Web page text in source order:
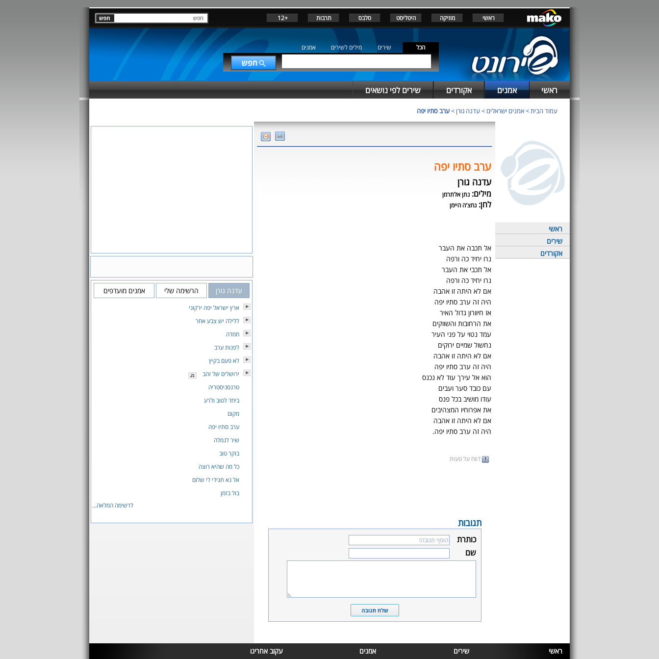
ראשי מוזיקה היטליסט סלבס תרבות +12
הכל שירים מילים לשירים אמנים
ראשי אמנים אקורדים שירים לפי נושאים
עמוד הבית>אמנים ישראלים >עדנה גורן>ערב סתיו יפה
ראשי
שירים
אקורדים
ערב סתיו יפה
עדנה גורן
מילים: נתן אלתרמן
לחן: נחצ'ה היימן
אל תכבה את העבר
נרו יחיד כה ורפה
אל תכבי את העבר
נרו יחיד כה ורפה
אם לא היתה זו אהבה
היה זה ערב סתיו יפה
אז חיוורון גדול האיר
את הרחובות והשווקים
עמד נטוי על פני העיר
נחשול שמיים ירוקים
אם לא היתה זו אהבה
היה זה ערב סתיו יפה
הוא אל עירך עוד לא נכנס
עם כובד סער ועבים
עודו מושיב בכל פנס
את אפרוחיו המצהיבים
אם לא היתה זו אהבה
היה זה ערב סתיו יפה.
דווח על טעות
תגובות
כותרת
שם
עדנה גורן הרשימה שלי אמנים מועדפים
ארץ ישראל יפה ירקוני
ללילה יש צבע אחר
חמדה
לפנות ערב
לא פעם בקיץ
ירושלים של זהב
טרנסניסטריה
ביחד לטוב ולרע
מקום
ערב סתיו יפה
שיר לנמלה
בוקר טוב
כל מה שהיא רוצה
אל נא תגידי לי שלום
בול בזמן
לרשימה המלאה...
ראשי שירים אמנים עקוב אחרינו